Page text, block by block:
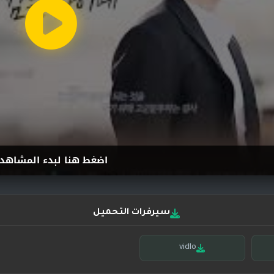
اضغط هنا لبدء
سيرفرات التحميل
vidlo